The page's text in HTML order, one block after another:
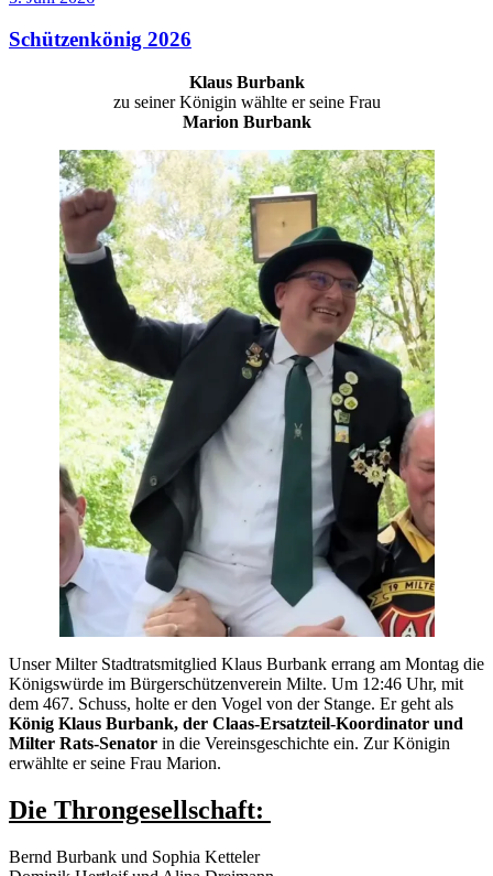
Schützenkönig 2026
Klaus Burbank
zu seiner Königin wählte er seine Frau
Marion Burbank
Unser Milter Stadtratsmitglied Klaus Burbank errang am Montag die
Königswürde im Bürgerschützenverein Milte. Um 12:46 Uhr, mit
dem 467. Schuss, holte er den Vogel von der Stange. Er geht als
König Klaus Burbank, der Claas-Ersatzteil-Koordinator und
Milter Rats-Senator in die Vereinsgeschichte ein. Zur Königin
erwählte er seine Frau Marion.
Die Throngesellschaft:
Bernd Burbank und Sophia Ketteler